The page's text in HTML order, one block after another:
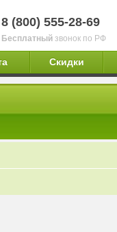
8 (800) 555-28-69
Бесплатный звонок по РФ
Скидки